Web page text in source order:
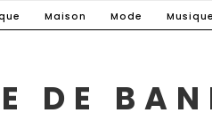
Maison Mode Musique
DE